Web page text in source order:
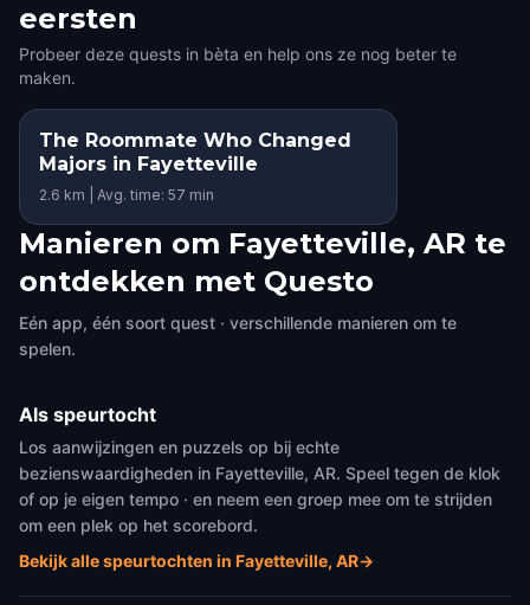
eersten
Probeer deze quests in bèta en help ons ze nog beter te
maken.
The Roommate Who Changed
Majors in Fayetteville
2.6 km | Avg. time: 57 min
Manieren om Fayetteville, AR te
ontdekken met Questo
Eén app, één soort quest · verschillende manieren om te
spelen.
Als speurtocht
Los aanwijzingen en puzzels op bij echte
bezienswaardigheden in Fayetteville, AR. Speel tegen de klok
of op je eigen tempo · en neem een groep mee om te strijden
om een plek op het scorebord.
Bekijk alle speurtochten in Fayetteville, AR→